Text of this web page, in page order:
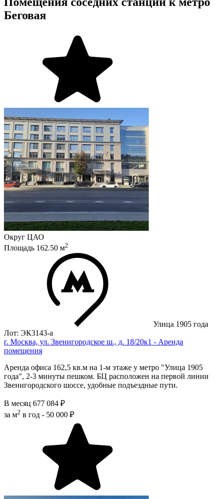
Беговая
Округ ЦАО
Площадь 162.50 м2
Улица 1905 года
Лот: ЭК3143-a
г. Москва, ул. Звенигородское ш., д. 18/20к1 - Аренда
помещения
Аренда офиса 162,5 кв.м на 1-м этаже у мeтpo "Улица 1905
года", 2-3 минуты пешком. БЦ расположен на первой линии
Звенигородского шоссе, удобные подъездные пути.
В месяц 677 084 ₽
за м2 в год - 50 000 ₽